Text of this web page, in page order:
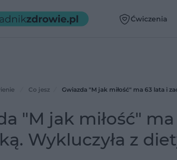
Ćwiczenia
Co jesz Gwiazda "M jak miłość" ma 63 lata i
"M jak miłość"
Wykluczyła z